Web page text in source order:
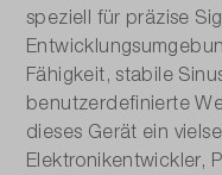
Signalformen:
Sinus, Rechteck,
Sweep:
Linear und
speziell für präzise
Fähigkeit, stabile
benutzerdefinierte
dieses Gerät ein
Elektronikentwickler,